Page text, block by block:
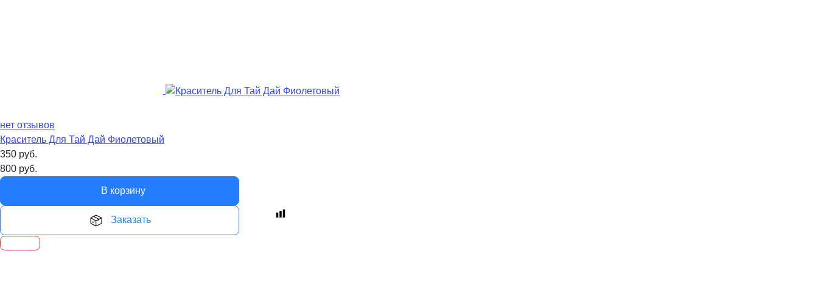
нет отзывов
Краситель Для Тай Дай Фиолетовый
350 руб.
800 руб.
В корзину
Заказать